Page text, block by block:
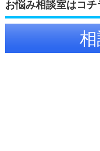
お悩み相談室はコチ